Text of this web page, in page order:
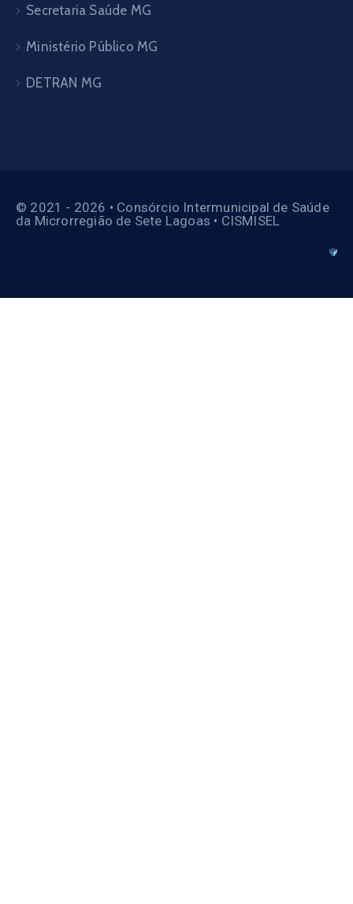
Secretaria Saúde MG
Ministério Público MG
DETRAN MG
© 2021 - 2026 • Consórcio Intermunicipal de Saúde
da Microrregião de Sete Lagoas • CISMISEL